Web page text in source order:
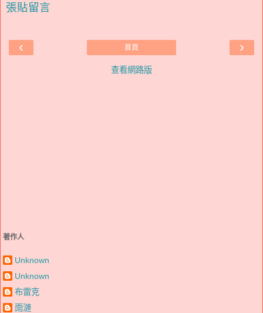
張貼留言
‹ ›
首頁
查看網路版
著作人
Unknown
Unknown
布雷克
雨漣